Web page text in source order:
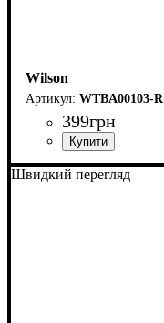
Wilson
WTBA00103-R
399грн
Швидкий перегляд